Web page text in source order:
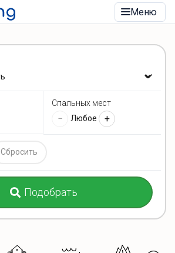
Меню
Спальных мест
− Любое +
Сбросить
Подобрать